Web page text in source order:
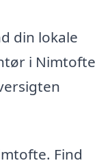
din lokale
i Nimtofte
Find